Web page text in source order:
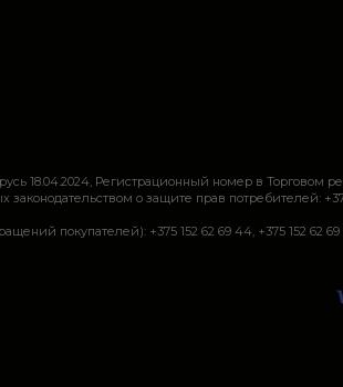
18.04.2024, Регистрационный номер в Торговом
о защите прав потребителей:
покупателей): +375 152 62 69 44, +375 152 62 69 45,